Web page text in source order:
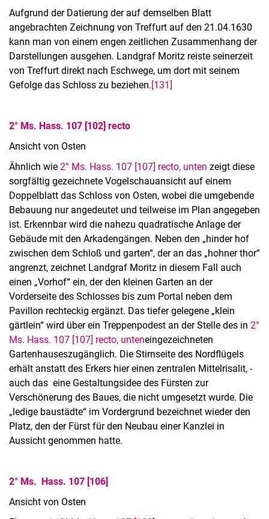
Aufgrund der Datierung der auf demselben Blatt
angebrachten Zeichnung von Treffurt auf den 21.04.1630
kann man von einem engen zeitlichen Zusammenhang der
Darstellungen ausgehen. Landgraf Moritz reiste seinerzeit
von Treffurt direkt nach Eschwege, um dort mit seinem
Gefolge das Schloss zu beziehen.[131]
2° Ms. Hass. 107 [102] recto
Ansicht von Osten
Ähnlich wie 2° Ms. Hass. 107 [107] recto, unten zeigt diese
sorgfältig gezeichnete Vogelschauansicht auf einem
Doppelblatt das Schloss von Osten, wobei die umgebende
Bebauung nur angedeutet und teilweise im Plan angegeben
ist. Erkennbar wird die nahezu quadratische Anlage der
Gebäude mit den Arkadengängen. Neben den „hinder hof
zwischen dem Schloß und garten“, der an das „hohner thor“
angrenzt, zeichnet Landgraf Moritz in diesem Fall auch
einen „Vorhof“ ein, der den kleinen Garten an der
Vorderseite des Schlosses bis zum Portal neben dem
Pavillon rechteckig ergänzt. Das tiefer gelegene „klein
gärtlein“ wird über ein Treppenpodest an der Stelle des in 2°
Ms. Hass. 107 [107] recto, unteneingezeichneten
Gartenhauseszugänglich. Die Stirnseite des Nordflügels
erhält anstatt des Erkers hier einen zentralen Mittelrisalit, -
auch das eine Gestaltungsidee des Fürsten zur
Verschönerung des Baues, die nicht umgesetzt wurde. Die
„ledige baustädte“ im Vordergrund bezeichnet wieder den
Platz, den der Fürst für den Neubau einer Kanzlei in
Aussicht genommen hatte.
2° Ms. Hass. 107 [106]
Ansicht von Osten